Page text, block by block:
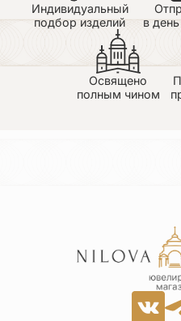
Индивидуальный
подбор изделий
в день
Освящено
полным чином